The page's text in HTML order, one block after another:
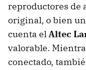
reproductores de
original, o bien
cuenta elAltec
valorable.
conectado,